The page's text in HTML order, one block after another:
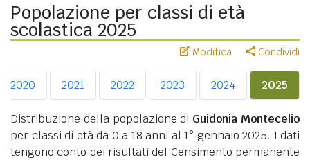
Popolazione per classi di età
scolastica 2025
Modifica Condividi
2020 2021 2022 2023 2024 2025
Distribuzione della popolazione di Guidonia Montecelio
per classi di età da 0 a 18 anni al 1° gennaio 2025. I dati
tengono conto dei risultati del Censimento permanente